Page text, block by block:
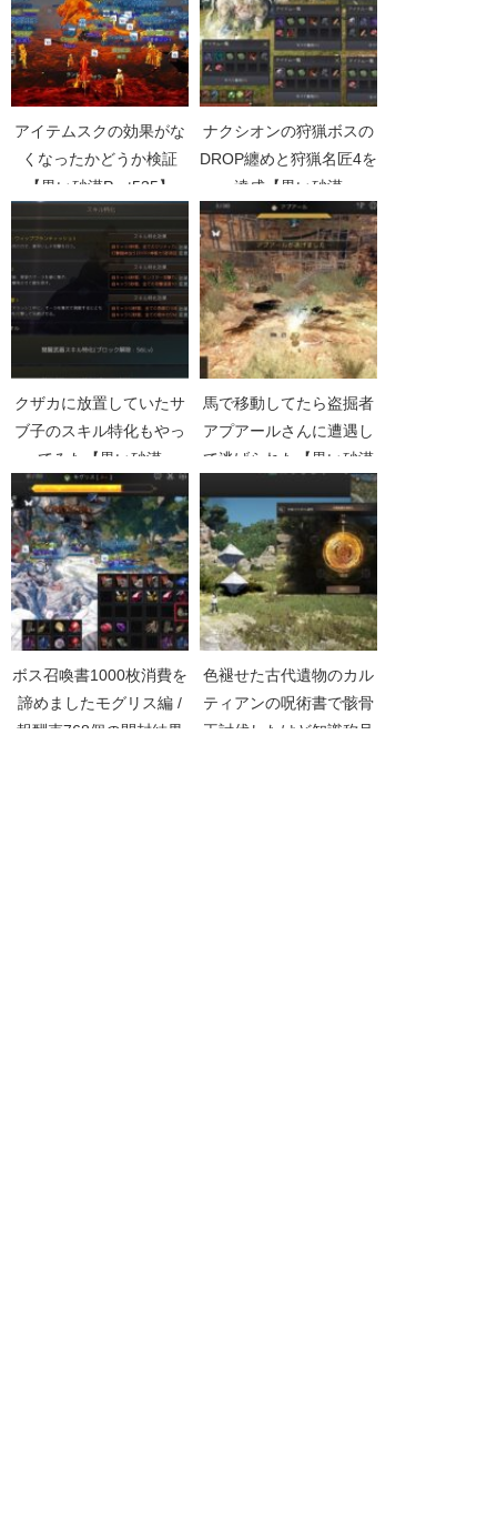
アイテムスクの効果がな
くなったかどうか検証
【黒い砂漠Part535】
ナクシオンの狩猟ボスの
DROP纏めと狩猟名匠4を
達成【黒い砂漠
Part3450】
クザカに放置していたサ
ブ子のスキル特化もやっ
てみた【黒い砂漠
Part791】
馬で移動してたら盗掘者
アプアールさんに遭遇し
て逃げられた【黒い砂漠
ボス召喚書1000枚消費を
諦めましたモグリス編 /
報酬束768個の開封結果
色褪せた古代遺物のカル
ティアンの呪術書で骸骨
王討伐したけど知識称号